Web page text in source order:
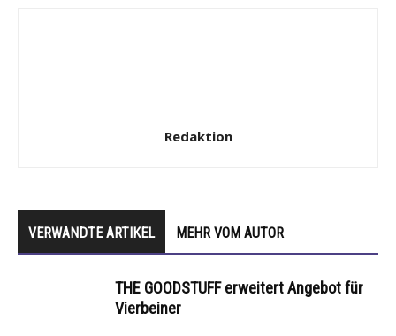
Redaktion
VERWANDTE ARTIKEL MEHR VOM AUTOR
THE GOODSTUFF erweitert Angebot für
Vierbeiner